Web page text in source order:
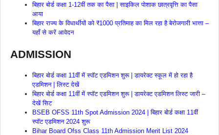
बिहार बोर्ड कक्षा 1-12वीं तक का पैसा | साइकिल पोशाक छात्रवृत्ति का पैसा
आया
बिहार राज्य के विधार्थीयों को ₹1000 प्रतिमाह का मिल रहा है बेरोजगारी भात्ता –
यहाँ से करें आवेदन
ADMISSION
बिहार बोर्ड कक्षा 11वीं में स्पॉट एडमिशन शुरू | डायरेक्ट स्कूल में हो रहा है
एडमिशन | लिस्ट देखें
बिहार बोर्ड कक्षा 11वीं में स्पॉट एडमिशन शुरू | डायरेक्ट एडमिशन लिस्ट जारी –
देखें सिट
BSEB OFSS 11th Spot Admission 2024 | बिहार बोर्ड कक्षा 11वीं
स्पॉट एडमिशन 2024 शुरू
Bihar Board Ofss Class 11th Admission Merit List 2024